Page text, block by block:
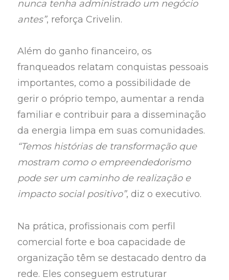
nunca tenha administrado um negócio
antes”, reforça Crivelin.
Além do ganho financeiro, os
franqueados relatam conquistas pessoais
importantes, como a possibilidade de
gerir o próprio tempo, aumentar a renda
familiar e contribuir para a disseminação
da energia limpa em suas comunidades.
“Temos histórias de transformação que
mostram como o empreendedorismo
pode ser um caminho de realização e
impacto social positivo”, diz o executivo.
Na prática, profissionais com perfil
comercial forte e boa capacidade de
organização têm se destacado dentro da
rede. Eles conseguem estruturar